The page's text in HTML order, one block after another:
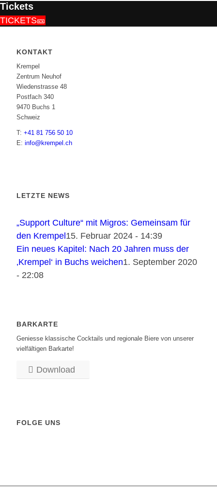
Tickets
TICKETS🎫
KONTAKT
Krempel
Zentrum Neuhof
Wiedenstrasse 48
Postfach 340
9470 Buchs 1
Schweiz
T: +41 81 756 50 10
E: info@krempel.ch
LETZTE NEWS
„Support Culture“ mit Migros: Gemeinsam für
den Krempel15. Februar 2024 - 14:39
Ein neues Kapitel: Nach 20 Jahren muss der
‚Krempel‘ in Buchs weichen1. September 2020
- 22:08
BARKARTE
Geniesse klassische Cocktails und regionale Biere von unserer
vielfältigen Barkarte!
Download
FOLGE UNS